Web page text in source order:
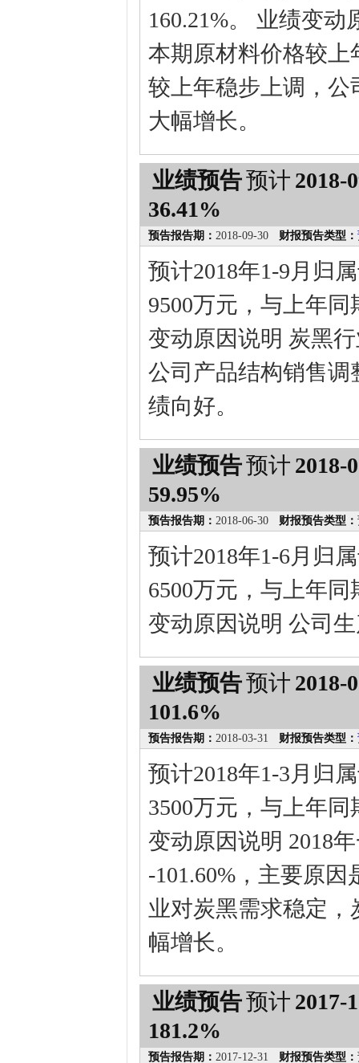
160.21%。 业绩变
本期原材料价格较
较上年稳步上调，
大幅增长。
业绩预告预计 2018-
36.41%
预告报告期： 2018-09-30 财报预告类型：
预计2018年1-9月归
9500万元，与上年同
变动原因说明 炭黑
公司产品结构销售
绩向好。
业绩预告预计 2018-
59.95%
预告报告期： 2018-06-30 财报预告类型：
预计2018年1-6月归
6500万元，与上年同
变动原因说明 公司
业绩预告预计 2018-
101.6%
预告报告期： 2018-03-31 财报预告类型：
预计2018年1-3月归
3500万元，与上年同
变动原因说明 2018
-101.60%，主要原
业对炭黑需求稳定
幅增长。
业绩预告预计 2017-
181.2%
预告报告期： 2017-12-31 财报预告类型：